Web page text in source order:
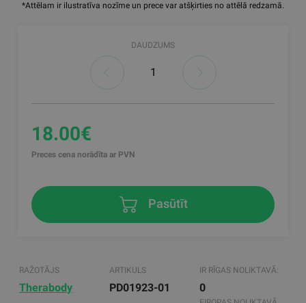
*Attēlam ir ilustratīva nozīme un prece var atšķirties no attēlā redzamā.
DAUDZUMS
18.00€
Preces cena norādīta ar PVN
Pasūtīt
RAŽOTĀJS
Therabody
ARTIKULS
PD01923-01
IR RĪGAS NOLIKTAVĀ:
0